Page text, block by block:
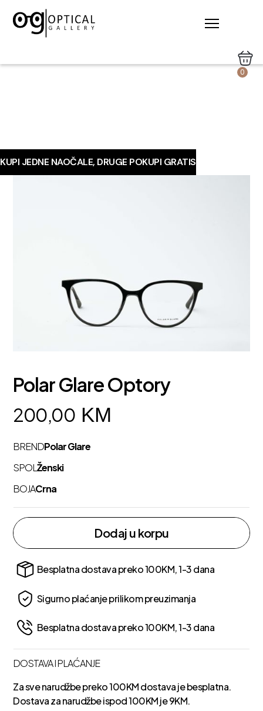
0
KUPI JEDNE NAOČALE, DRUGE POKUPI GRATIS
Polar Glare Optory
200,00 KM
BRENDPolar Glare
SPOLŽenski
BOJACrna
Dodaj u korpu
Besplatna dostava preko 100KM, 1-3 dana
Sigurno plaćanje prilikom preuzimanja
Besplatna dostava preko 100KM, 1-3 dana
DOSTAVA I PLAĆANJE
Za sve narudžbe preko 100KM dostava je besplatna.
Dostava za narudžbe ispod 100KM je 9KM.